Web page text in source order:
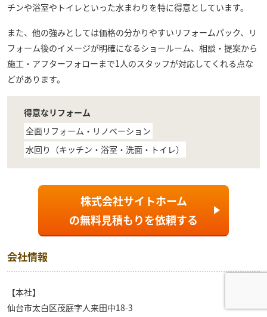
チンや浴室やトイレといった水まわりを特に得意としています。
また、他の強みとしては価格の分かりやすいリフォームパック、リ
フォーム後のイメージが明確になるショールーム、相談・提案から
施工・アフターフォローまで1人のスタッフが対応してくれる点な
どがあります。
得意なリフォーム
全面リフォーム・リノベーション
水回り（キッチン・浴室・洗面・トイレ）
株式会社サイトホーム
の無料見積もりを依頼する
会社情報
【本社】
仙台市太白区茂庭字人来田中18-3